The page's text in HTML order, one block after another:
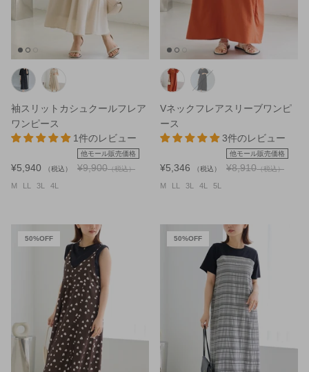
袖スリットカシュクールフレア
ワンピース
1件のレビュー
¥5,940 （税込）
他モール販売価格
¥9,900（税込）
M LL 3L 4L
Vネックフレアスリーブワンピ
ース
3件のレビュー
¥5,346 （税込）
他モール販売価格
¥8,910（税込）
M LL 3L 4L 5L
50%OFF 50%OFF